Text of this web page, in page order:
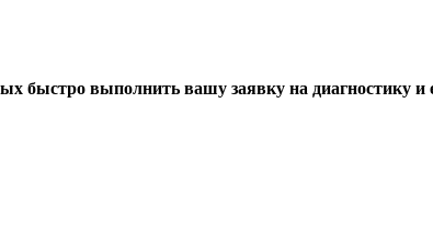
быстро выполнить вашу заявку на диагностику и